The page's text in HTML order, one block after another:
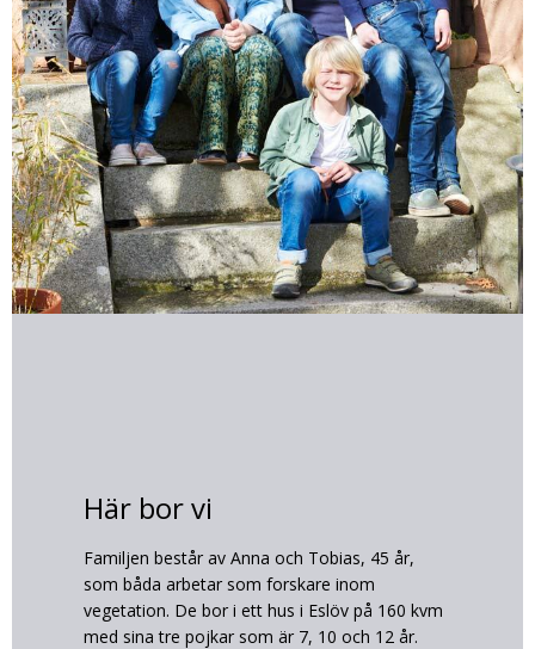
Här bor vi
Familjen består av Anna och Tobias, 45 år,
som båda arbetar som forskare inom
vegetation. De bor i ett hus i Eslöv på 160 kvm
med sina tre pojkar som är 7, 10 och 12 år.